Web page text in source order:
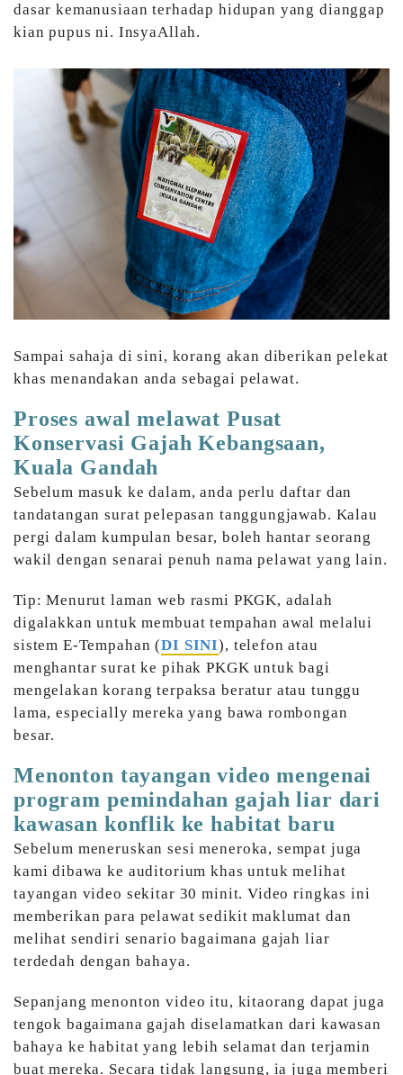
dasar kemanusiaan terhadap hidupan yang dianggap
kian pupus ni. InsyaAllah.
Sampai sahaja di sini, korang akan diberikan pelekat
khas menandakan anda sebagai pelawat.
Proses awal melawat Pusat
Konservasi Gajah Kebangsaan,
Kuala Gandah
Sebelum masuk ke dalam, anda perlu daftar dan
tandatangan surat pelepasan tanggungjawab. Kalau
pergi dalam kumpulan besar, boleh hantar seorang
wakil dengan senarai penuh nama pelawat yang lain.
Tip: Menurut laman web rasmi PKGK, adalah
digalakkan untuk membuat tempahan awal melalui
sistem E-Tempahan (DI SINI), telefon atau
menghantar surat ke pihak PKGK untuk bagi
mengelakan korang terpaksa beratur atau tunggu
lama, especially mereka yang bawa rombongan
besar.
Menonton tayangan video mengenai
program pemindahan gajah liar dari
kawasan konflik ke habitat baru
Sebelum meneruskan sesi meneroka, sempat juga
kami dibawa ke auditorium khas untuk melihat
tayangan video sekitar 30 minit. Video ringkas ini
memberikan para pelawat sedikit maklumat dan
melihat sendiri senario bagaimana gajah liar
terdedah dengan bahaya.
Sepanjang menonton video itu, kitaorang dapat juga
tengok bagaimana gajah diselamatkan dari kawasan
bahaya ke habitat yang lebih selamat dan terjamin
buat mereka. Secara tidak langsung, ia juga memberi